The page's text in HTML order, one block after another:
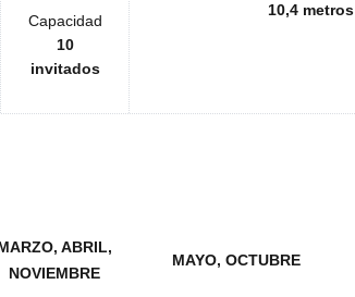
Capacidad
10
invitados
10,4 metros
ABRIL,
NOVIEMBRE
MAYO, OCTUBRE